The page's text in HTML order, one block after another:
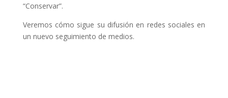
“Conservar”.
Veremos cómo sigue su difusión en redes sociales en
un nuevo seguimiento de medios.